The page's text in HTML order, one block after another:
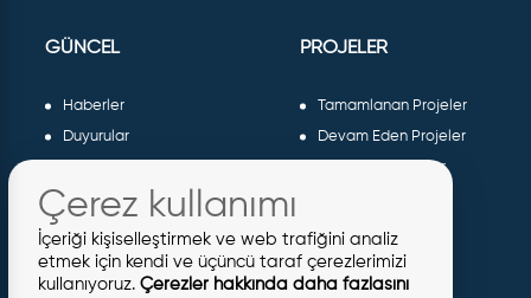
GÜNCEL
Haberler
Duyurular
Galeri
Etkinlikler
Meclis Kararları
İhaleler
PROJELER
Tamamlanan Projeler
Devam Eden Projeler
Planlanan Projeler
Sosyal Projeler
Çerez kullanımı
İçeriği kişiselleştirmek ve web trafiğini analiz
etmek için kendi ve üçüncü taraf çerezlerimizi
kullanıyoruz. Çerezler hakkında daha fazlasını